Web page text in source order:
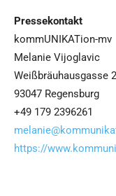
Pressekontakt
kommUNIKATion-mv
Melanie Vijoglavic
Weißbräuhausgasse
93047 Regensburg
+49 179 2396261
https://